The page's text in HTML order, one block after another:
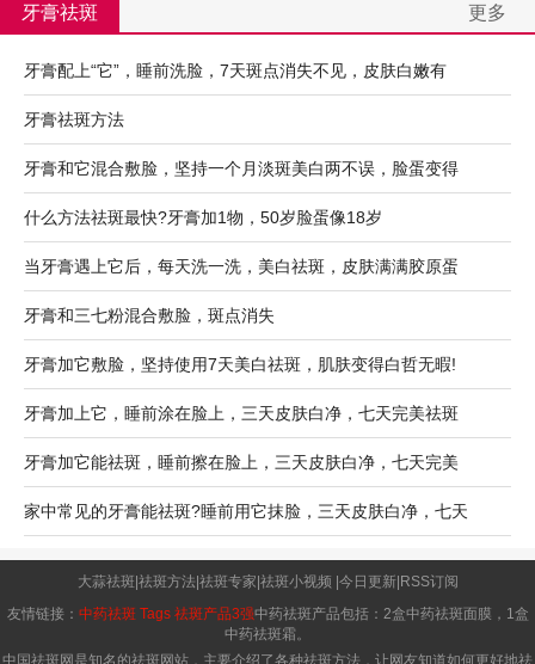
牙膏祛斑 更多
牙膏配上“它”，睡前洗脸，7天斑点消失不见，皮肤白嫩有
牙膏祛斑方法
牙膏和它混合敷脸，坚持一个月淡斑美白两不误，脸蛋变得
什么方法祛斑最快?牙膏加1物，50岁脸蛋像18岁
当牙膏遇上它后，每天洗一洗，美白祛斑，皮肤满满胶原蛋
牙膏和三七粉混合敷脸，斑点消失
牙膏加它敷脸，坚持使用7天美白祛斑，肌肤变得白哲无暇!
牙膏加上它，睡前涂在脸上，三天皮肤白净，七天完美祛斑
牙膏加它能祛斑，睡前擦在脸上，三天皮肤白净，七天完美
家中常见的牙膏能祛斑?睡前用它抹脸，三天皮肤白净，七天
大蒜祛斑 祛斑方法 祛斑专家 祛斑小视频 今日更新| RSS订阅
友情链接： 中药祛斑 Tags 祛斑产品3强中药祛斑产品包括：2盒中药祛斑面膜，1盒
中药祛斑霜。